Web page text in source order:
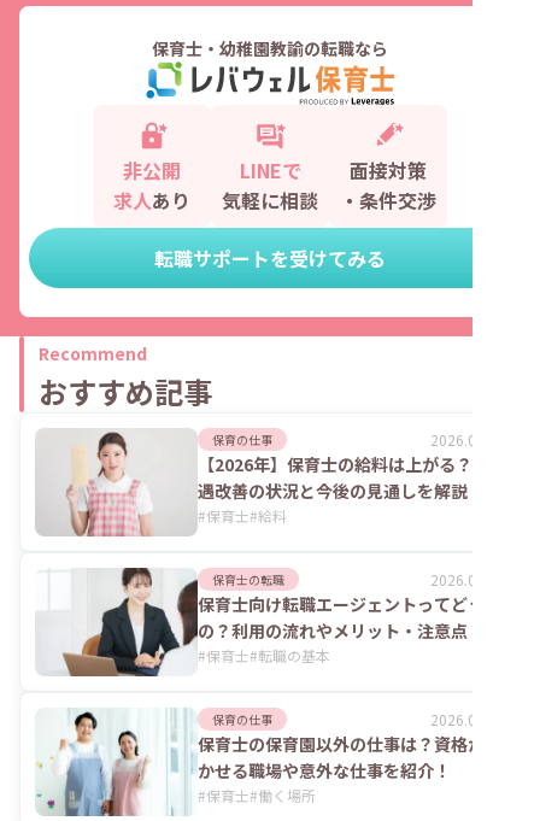
保育士・幼稚園教諭の転職なら
非公開
求人あり
LINEで
気軽に相談
面接対策
・条件交渉
転職サポートを受けてみる
Recommend
おすすめ記事
保育の仕事 2026.08.06
【2026年】保育士の給料は上がる？処
遇改善の状況と今後の見通しを解説
#保育士#給料
保育士の転職 2026.08.06
保育士向け転職エージェントってどうな
の？利用の流れやメリット・注意点
#保育士#転職の基本
保育の仕事 2026.07.24
保育士の保育園以外の仕事は？資格が活
かせる職場や意外な仕事を紹介！
#保育士#働く場所